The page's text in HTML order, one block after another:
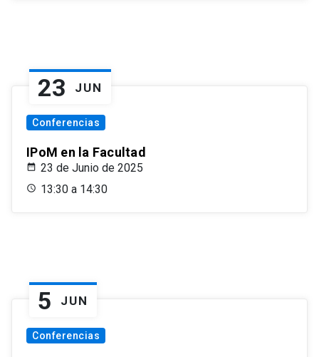
23 JUN
Conferencias
IPoM en la Facultad
23 de Junio de 2025
13:30 a 14:30
5 JUN
Conferencias